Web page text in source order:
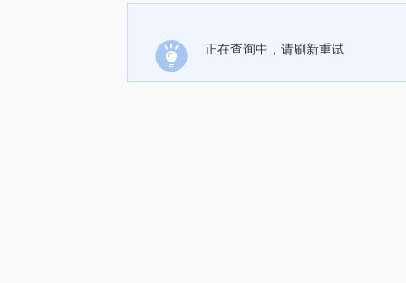
正在查询中，请刷新重试